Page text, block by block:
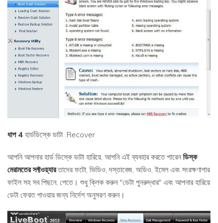
ধাপ 4 হার্ডডিস্কে ডাটা .Recover
আপনি আপনার হার্ড ডিস্কে ডাটা হারিয়ে, আপনি এই ব্যবহার করতে পারেন ডিস্ক
মেরামতের সফ্টওয়্যারতাদের ফটো, ভিডিও, দস্তাবেজ, অডিও, ইমেল এবং সংরক্ষণাগার
ফাইল সহ সব পিছনে, পেতে। শুধু ক্লিক করুন "ডেটা পুনরুদ্ধার" এবং আপনার হারিয়ে
ডেটা ফেরত পাওয়ার জন্য নির্দেশ অনুসরণ করুন।